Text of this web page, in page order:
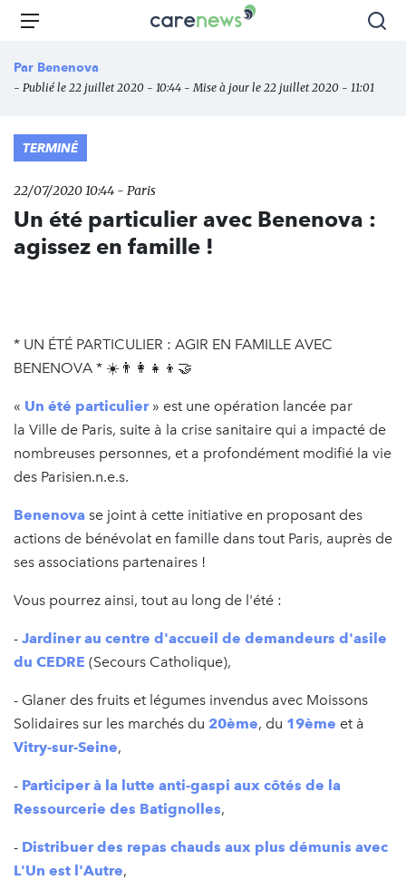
Aller
principal
Carenews,
des
Menu
Par Benenova
- Publié le 22 juillet 2020 - 10:44 - Mise à jour le 22 juillet 2020 - 11:01
TERMINÉ
22/07/2020 10:44 - Paris
Un été particulier avec Benenova :
agissez en famille !
* UN ÉTÉ PARTICULIER : AGIR EN FAMILLE AVEC
BENENOVA * ☀️👨‍👩‍👧‍👦🤝
« Un été particulier» est une opération lancée par
la Ville de Paris, suite à la crise sanitaire qui a impacté de
nombreuses personnes, et a profondément modifié la vie
des Parisien.n.e.s.
Benenova se joint à cette initiative en proposant des
actions de bénévolat en famille dans tout Paris, auprès de
ses associations partenaires !
Vous pourrez ainsi, tout au long de l'été :
- Jardiner au centre d'accueil de demandeurs d'asile
du CEDRE (Secours Catholique),
- Glaner des fruits et légumes invendus avec Moissons
Solidaires sur les marchés du 20ème, du 19ème et à
Vitry-sur-Seine,
- Participer à la lutte anti-gaspi aux côtés de la
Ressourcerie des Batignolles,
- Distribuer des repas chauds aux plus démunis avec
L'Un est l'Autre,